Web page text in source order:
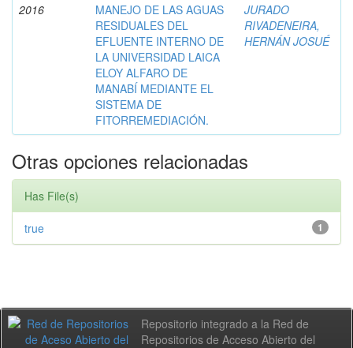
2016
MANEJO DE LAS AGUAS
RESIDUALES DEL
EFLUENTE INTERNO DE
LA UNIVERSIDAD LAICA
ELOY ALFARO DE
MANABÍ MEDIANTE EL
SISTEMA DE
FITORREMEDIACIÓN.
JURADO
RIVADENEIRA,
HERNÁN JOSUÉ
Otras opciones relacionadas
Has File(s)
1
true
Repositorio integrado a la Red de
Repositorios de Acceso Abierto del